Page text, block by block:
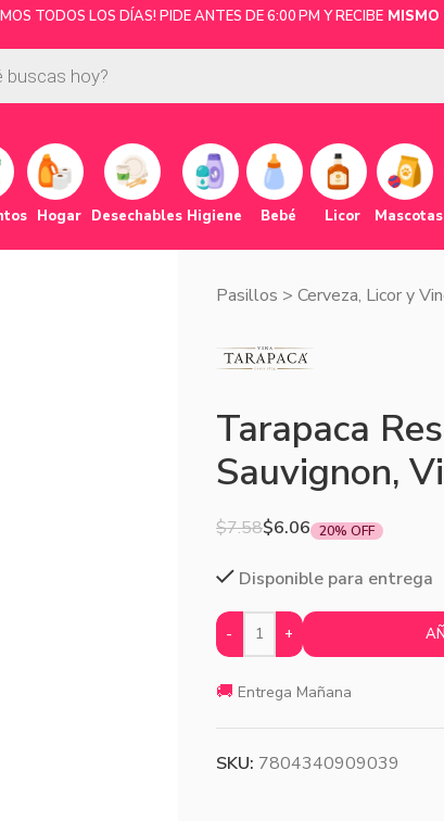
TODOS LOS DÍAS! PIDE ANTES DE 6:00 PM Y RECIBE MISMO
Hogar Desechables Higiene Bebé Licor Mascotas
Pasillos > Cerveza, Licor y
Tarapaca
Sauvignon,
$7.58$6.06 20% OFF
Disponible para entrega
- +
🚚 Entrega Mañana
SKU: 7804340909039